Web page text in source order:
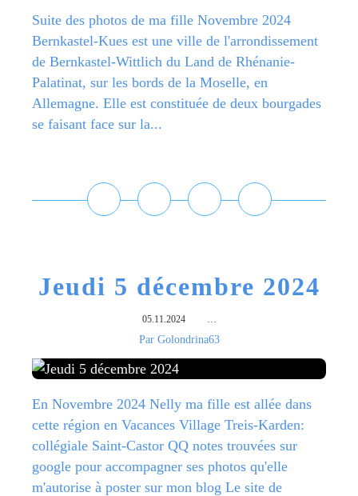
Suite des photos de ma fille Novembre 2024
Bernkastel-Kues est une ville de l'arrondissement
de Bernkastel-Wittlich du Land de Rhénanie-
Palatinat, sur les bords de la Moselle, en
Allemagne. Elle est constituée de deux bourgades
se faisant face sur la...
Jeudi 5 décembre 2024
05.11.2024 …
Par Golondrina63
En Novembre 2024 Nelly ma fille est allée dans
cette région en Vacances Village Treis-Karden:
collégiale Saint-Castor QQ notes trouvées sur
google pour accompagner ses photos qu'elle
m'autorise à poster sur mon blog Le site de